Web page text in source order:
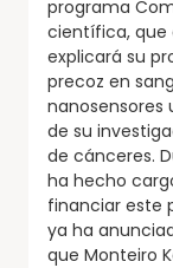
programa
científica, que
explicará su
precoz en
nanosensores
de su
de cánceres.
ha hecho
financiar este
ya ha
que Monteiro